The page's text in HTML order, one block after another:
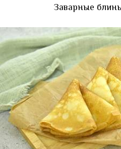
Заварные